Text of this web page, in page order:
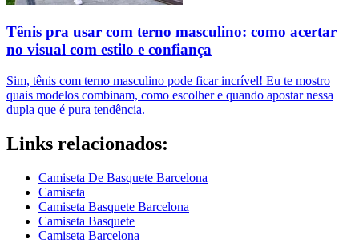
Tênis pra usar com terno masculino: como acertar
no visual com estilo e confiança
Sim, tênis com terno masculino pode ficar incrível! Eu te mostro
quais modelos combinam, como escolher e quando apostar nessa
dupla que é pura tendência.
Links relacionados:
Camiseta De Basquete Barcelona
Camiseta
Camiseta Basquete Barcelona
Camiseta Basquete
Camiseta Barcelona